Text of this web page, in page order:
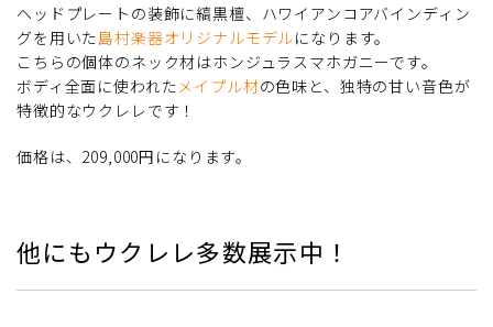
ヘッドプレートの装飾に縞黒檀、ハワイアンコアバインディン
グを用いた 島村楽器オリジナルモデルになります。
こちらの個体のネック材はホンジュラスマホガニーです。
ボディ全面に使われた メイプル材の色味と、独特の甘い音色が
特徴的なウクレレです！
価格は、209,000円になります。
他にもウクレレ多数展示中！